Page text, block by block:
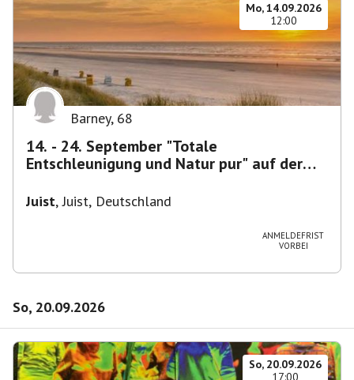
Mo, 14.09.2026
12:00
Barney, 68
14. - 24. September "Totale
Entschleunigung und Natur pur" auf der
Juist,Juist, Deutschland
ANMELDEFRIST
VORBEI
So, 20.09.2026
So, 20.09.2026
17:00